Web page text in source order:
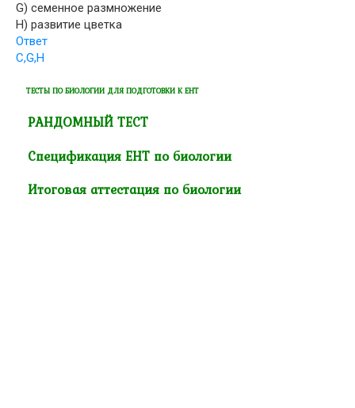
G) семенное размножение
H) развитие цветка
Ответ
C,G,H
ТЕСТЫ ПО БИОЛОГИИ ДЛЯ ПОДГОТОВКИ К ЕНТ
РАНДОМНЫЙ ТЕСТ
Спецификация ЕНТ по биологии
Итоговая аттестация по биологии